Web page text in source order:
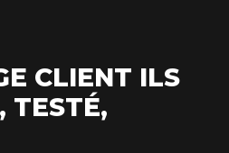
CLIENT ILS
TESTÉ,